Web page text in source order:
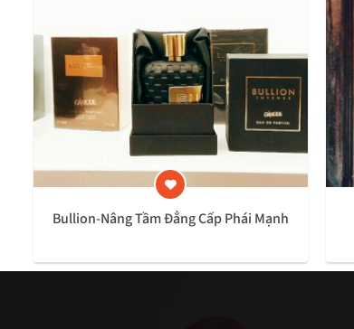
Bullion-Nâng Tầm Đẳng Cấp Phái Mạnh